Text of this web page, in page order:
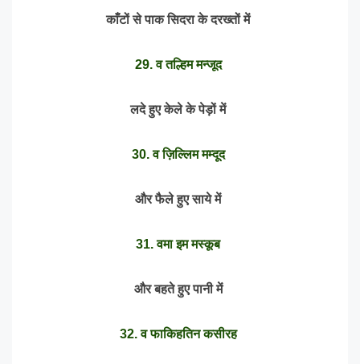
काँटों से पाक सिदरा के दरख्तों में
29. व तल्हिम मन्जूद
लदे हुए केले के पेड़ों में
30. व ज़िल्लिम मम्दूद
और फैले हुए साये में
31. वमा इम मस्कूब
और बहते हुए पानी में
32. व फाकिहतिन कसीरह